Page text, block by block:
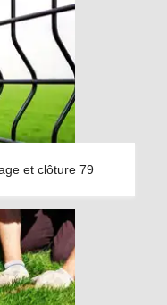
et clôture 79